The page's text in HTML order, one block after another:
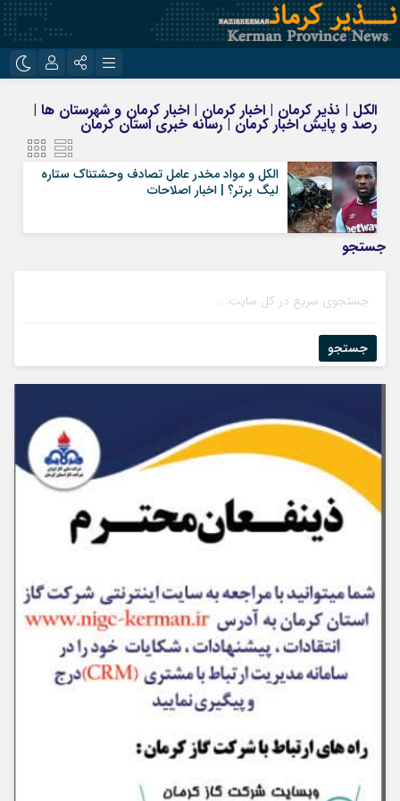
روبیکا
ایتا
رمز عبور
مرا به خاطر بسپار
الکل | نذیر کرمان | اخبار کرمان | اخبار کرمان و شهرستان ها |
رصد و پایش اخبار کرمان | رسانه خبری استان کرمان
الکل و مواد مخدر عامل تصادف وحشتناک ستاره
لیگ برتر؟ | اخبار اصلاحات
جستجو
جستجو